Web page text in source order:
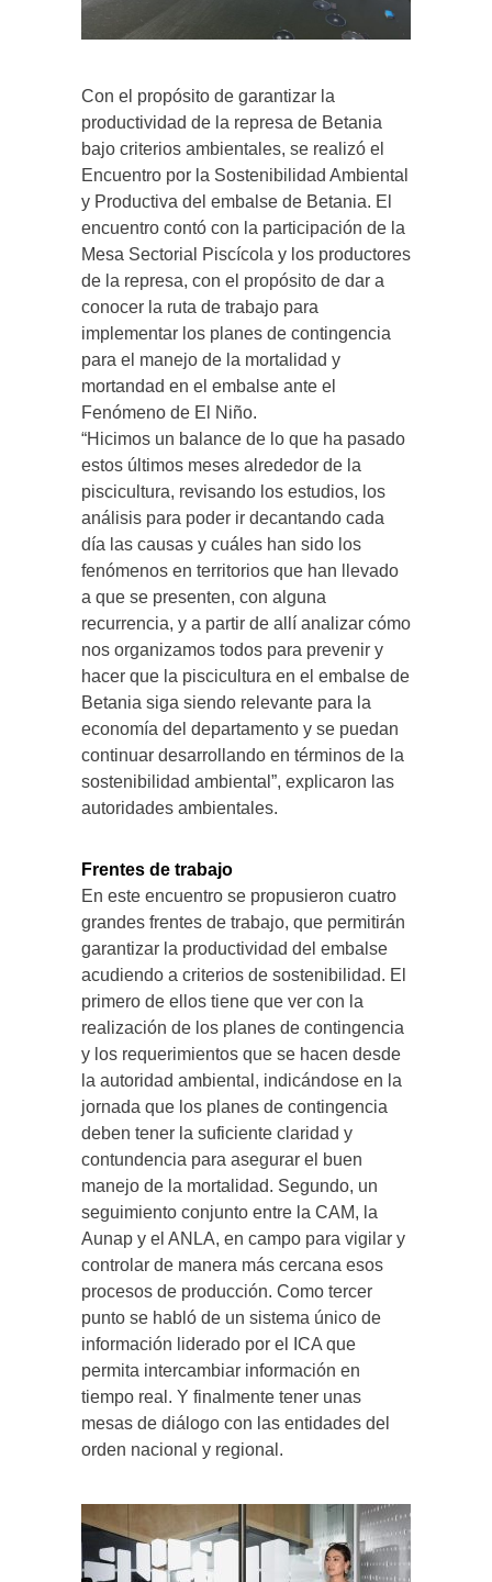
Con el propósito de garantizar la
productividad de la represa de Betania
bajo criterios ambientales, se realizó el
Encuentro por la Sostenibilidad Ambiental
y Productiva del embalse de Betania. El
encuentro contó con la participación de la
Mesa Sectorial Piscícola y los productores
de la represa, con el propósito de dar a
conocer la ruta de trabajo para
implementar los planes de contingencia
para el manejo de la mortalidad y
mortandad en el embalse ante el
Fenómeno de El Niño.
“Hicimos un balance de lo que ha pasado
estos últimos meses alrededor de la
piscicultura, revisando los estudios, los
análisis para poder ir decantando cada
día las causas y cuáles han sido los
fenómenos en territorios que han llevado
a que se presenten, con alguna
recurrencia, y a partir de allí analizar cómo
nos organizamos todos para prevenir y
hacer que la piscicultura en el embalse de
Betania siga siendo relevante para la
economía del departamento y se puedan
continuar desarrollando en términos de la
sostenibilidad ambiental”, explicaron las
autoridades ambientales.
Frentes de trabajo
En este encuentro se propusieron cuatro
grandes frentes de trabajo, que permitirán
garantizar la productividad del embalse
acudiendo a criterios de sostenibilidad. El
primero de ellos tiene que ver con la
realización de los planes de contingencia
y los requerimientos que se hacen desde
la autoridad ambiental, indicándose en la
jornada que los planes de contingencia
deben tener la suficiente claridad y
contundencia para asegurar el buen
manejo de la mortalidad. Segundo, un
seguimiento conjunto entre la CAM, la
Aunap y el ANLA, en campo para vigilar y
controlar de manera más cercana esos
procesos de producción. Como tercer
punto se habló de un sistema único de
información liderado por el ICA que
permita intercambiar información en
tiempo real. Y finalmente tener unas
mesas de diálogo con las entidades del
orden nacional y regional.